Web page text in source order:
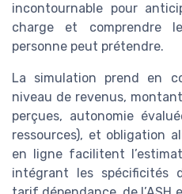
incontournable pour
charge et comprendre
personne peut prétendre.
La simulation prend en
niveau de revenus,
perçues, autonomie
ressources), et obligation
en ligne facilitent
intégrant les spécificités